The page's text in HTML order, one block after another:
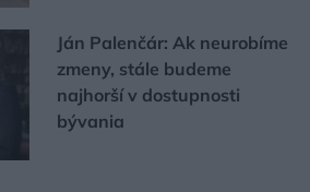
Ján Palenčár: Ak neurobíme
zmeny, stále budeme
najhorší v dostupnosti
bývania